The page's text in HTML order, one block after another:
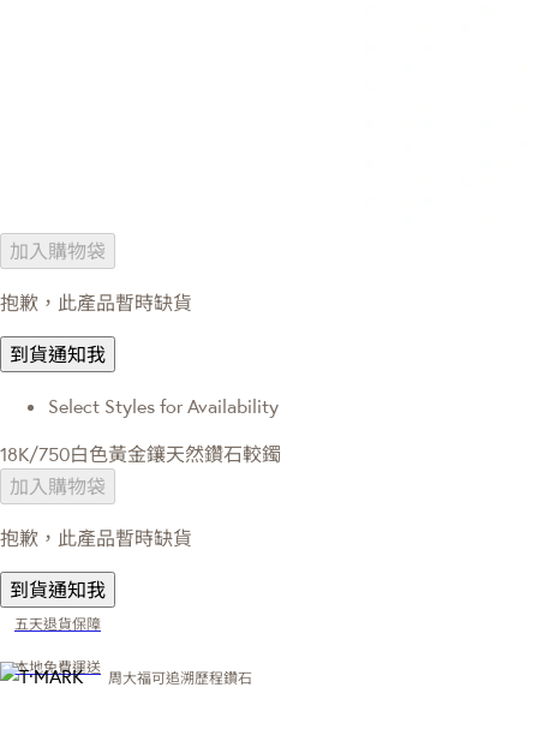
加入購物袋
抱歉，此產品暫時缺貨
到貨通知我
Select Styles for Availability
18K/750白色黃金鑲天然鑽石較鐲
加入購物袋
抱歉，此產品暫時缺貨
到貨通知我
五天退貨保障
本地免費運送
周大福可追溯歷程鑽石